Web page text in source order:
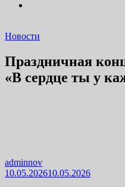
Новости
Праздничная
«В сердце ты у
adminnov
10.05.202610.05.2026